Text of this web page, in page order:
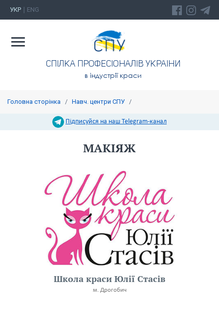
УКР ENG
СПIЛКА ПРОФЕСIОНАЛIВ УКРАIНИ
в індустрії краси
Головна сторінка / Навч. центри СПУ /
Підписуйся на наш Telegram-канал
МАКІЯЖ
Школа краси Юлії Стасів
м. Дрогобич